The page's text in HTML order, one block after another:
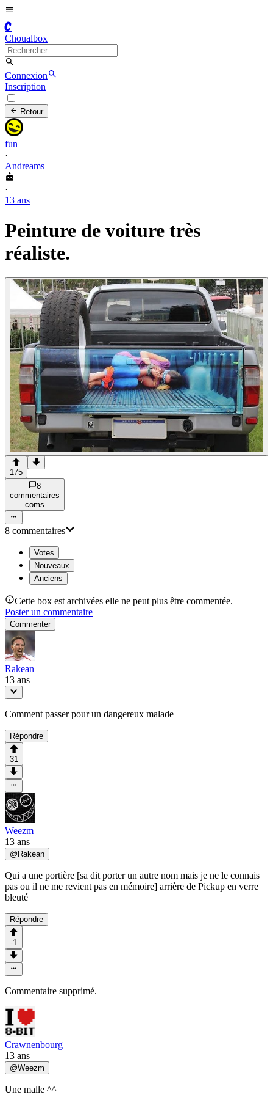
C
Choualbox
Connexion
Inscription
Retour
fun
·
Andreams
·
13 ans
Peinture de voiture très
réaliste.
175
8
commentaires
coms
8 commentaires
Votes
Nouveaux
Anciens
Cette box est archivées elle ne peut plus être commentée.
Poster un commentaire
Commenter
Rakean
13 ans
Comment passer pour un dangereux malade
Répondre
31
Weezm
13 ans
@ Rakean
Qui a une portière [sa dit porter un autre nom mais je ne le connais
pas ou il ne me revient pas en mémoire] arrière de Pickup en verre
bleuté
Répondre
-1
Commentaire supprimé.
Crawnenbourg
13 ans
@Weezm
Une malle ^^